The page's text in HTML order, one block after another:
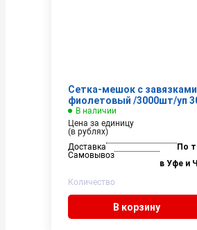
Сетка-мешок с завязками
фиолетовый /3000шт/уп
В наличии
Цена за единицу
(в рублях)
Доставка
По
Самовывоз
в Уфе и
Количество
В корзину